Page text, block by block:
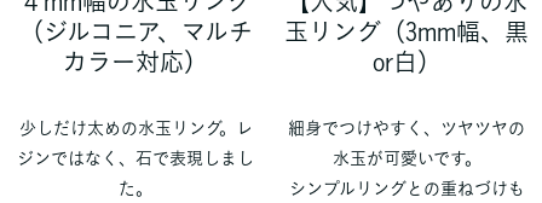
（ジルコニア、マルチ
カラー対応）
少しだけ太めの水玉リング。レ
ジンではなく、石で表現しまし
た。
玉リング（3mm幅、黒
or白）
細身でつけやすく、ツヤツヤの
水玉が可愛いです。
シンプルリングとの重ねづけも